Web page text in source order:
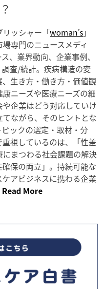
ッシャー「woman’s」
専門のニュースメディ
、業界動向、企業事例、
査/統計。疾病構造の変
生き方・働き方・価値観
ニーズや医療ニーズの細
企業はどう対応していけ
ながら、そのヒントとな
ックの選定・取材・分
視しているのは、「性差
まつわる社会課題の解決
保の両立」。持続可能な
アビジネスに携わる企業
Read More